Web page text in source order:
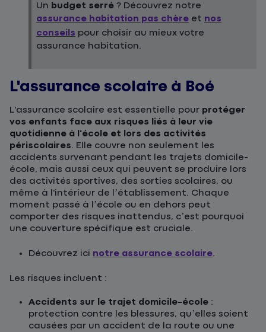
Un budget serré ? Découvrez notre
assurance habitation pas chère et nos
conseils pour choisir au mieux votre
assurance habitation.
L'assurance scolaire à Boé
L'assurance scolaire est essentielle pour protéger
vos enfants face aux risques liés à leur vie
quotidienne à l'école et lors des activités
périscolaires. Elle couvre non seulement les
accidents survenant pendant les trajets domicile-
école, mais aussi ceux qui peuvent se produire lors
des activités sportives, des sorties scolaires, ou
même à l'intérieur de l’établissement. Chaque
moment passé à l’école ou en dehors peut
comporter des risques inattendus, c’est pourquoi
une couverture spécifique est cruciale.
Découvrez ici notre assurance scolaire.
Les risques incluent :
Accidents sur le trajet domicile-école :
protection contre les blessures, qu’elles soient
causées par un accident de la route ou une